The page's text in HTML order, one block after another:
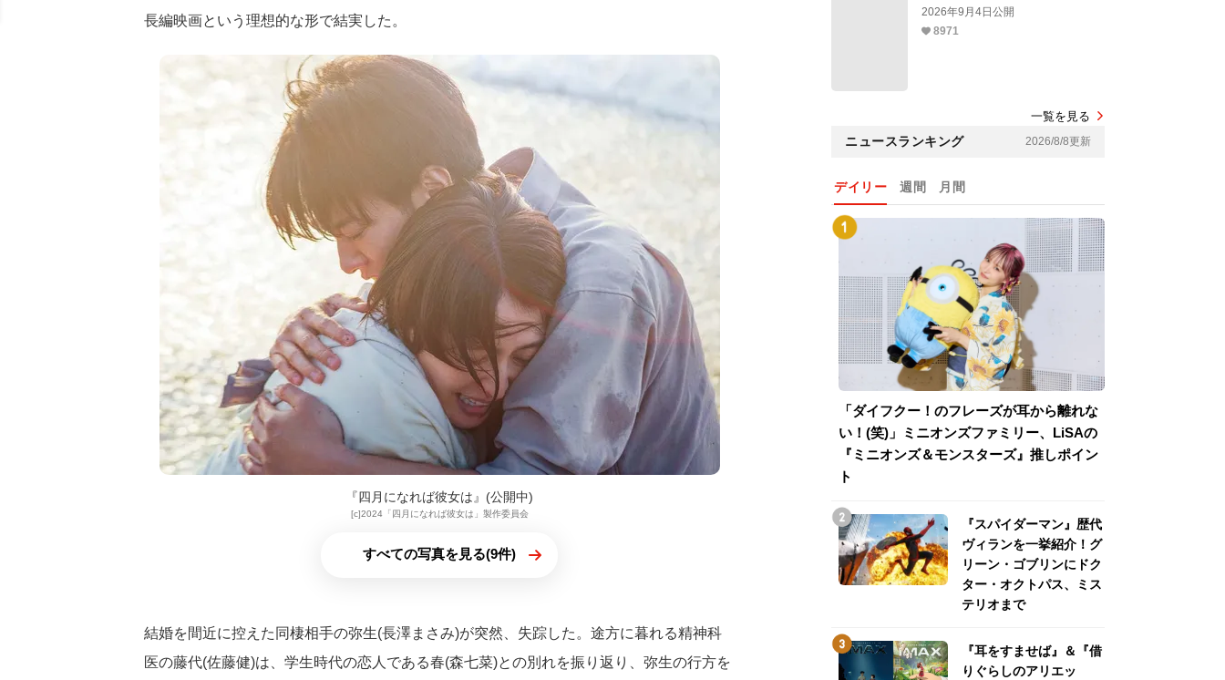
長編映画という理想的な形で結実した。
『四月になれば彼女は』(公開中)
[c]2024「四月になれば彼女は」製作委員会
すべての写真を見る(9件)
結婚を間近に控えた同棲相手の弥生(長澤まさみ)が突然、失踪した。途方に暮れる精神科
医の藤代(佐藤健)は、学生時代の恋人である春(森七菜)との別れを振り返り、弥生の行方を
2026年9月4日公開
8971
一覧を見る
ニュースランキング 2026/8/8更新
デイリー 週間 月間
「ダイフクー！のフレーズが耳から離れな
い！(笑)」ミニオンズファミリー、LiSAの
『ミニオンズ＆モンスターズ』推しポイン
ト
『スパイダーマン』歴代
ヴィランを一挙紹介！グ
リーン・ゴブリンにドク
ター・オクトパス、ミス
テリオまで
『耳をすませば』＆『借
りぐらしのアリエッ